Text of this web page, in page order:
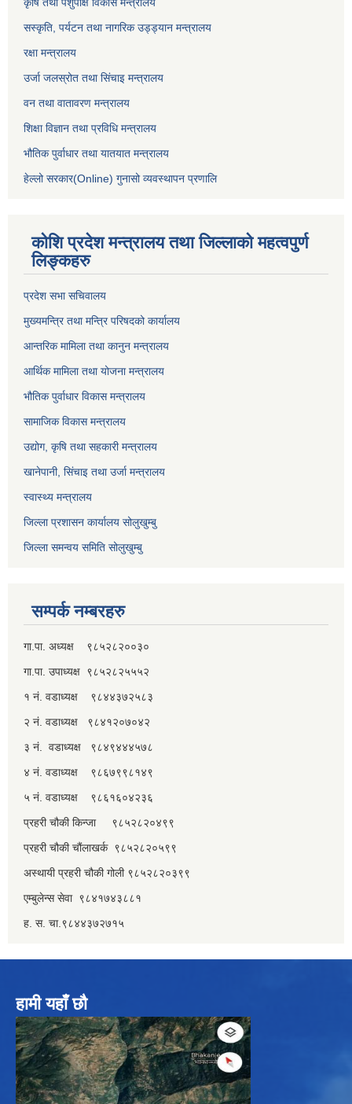
सस्कृति, पर्यटन तथा नागरिक उड्ड्यान मन्त्रालय
रक्षा मन्त्रालय
उर्जा जलस्रोत तथा सिंचाइ मन्‍त्रालय
वन तथा वातावरण मन्त्रालय
शिक्षा विज्ञान तथा प्रविधि मन्त्रालय
भौतिक पुर्वाधार तथा यातयात मन्त्रालय
हेल्लो सरकार(Online) गुनासो व्यवस्थापन प्रणालि
कोशि प्रदेश मन्त्रालय तथा जिल्लाको महत्वपुर्ण
लिङ्कहरु
प्रदेश सभा सचिवालय
मुख्यमन्त्रि तथा मन्त्रि परिषदको कार्यालय
आन्तरिक मामिला तथा कानुन मन्त्रालय
आर्थिक मामिला तथा योजना मन्त्रालय
भौतिक पुर्वाधार विकास मन्त्रालय
सामाजिक विकास मन्त्रालय
उद्योग, कृषि तथा सहकारी मन्त्रालय
खानेपानी, सिंचाइ तथा उर्जा मन्त्रालय
स्वास्थ्य मन्त्रालय
जिल्ला प्रशासन कार्यालय सोलुखुम्बु
जिल्ला समन्वय समिति सोलुखुम्बु
सम्पर्क नम्बरहरु
गा.पा. अध्यक्ष ९८५२८२००३०
गा.पा. उपाध्यक्ष ९८५२८२५५५२
१ नं. वडाध्यक्ष ९८४४३७२५८३
२ नं. वडाध्यक्ष ९८४१२०७०४२
३ नं. वडाध्यक्ष ९८४९४४४५७८
४ नं. वडाध्यक्ष ९८६७९९८१४९
५ नं. वडाध्यक्ष ९८६१६०४२३६
प्रहरी चौकी किन्जा ९८५२८२०४९९
प्रहरी चौकी चौंलाखर्क ९८५२८२०५९९
अस्थायी प्रहरी चौकी गोली ९८५२८२०३९९
एम्बुलेन्स सेवा ९८४१७४३८८१
ह. स. चा.९८४४३७२७१५
हामी यहाँ छौ